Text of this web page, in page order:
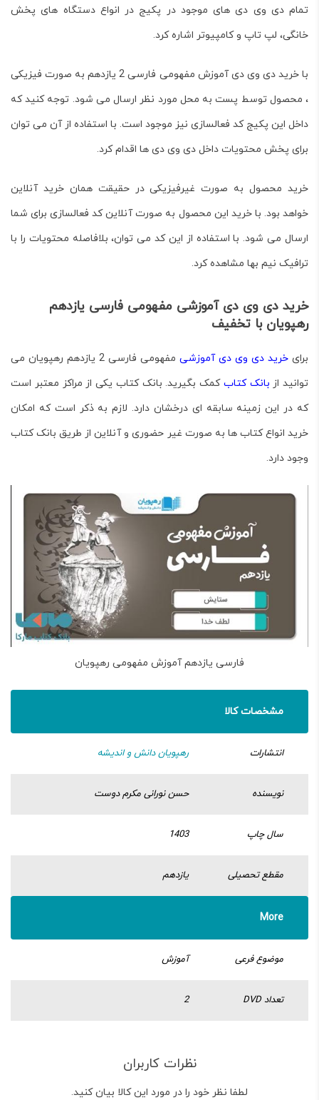
تمام دی وی دی های موجود در پکیج در انواع دستگاه های پخش
خانگی، لپ تاپ و کامپیوتر اشاره کرد.
با خرید دی وی دی آموزش مفهومی فارسی 2 یازدهم به صورت فیزیکی
، محصول توسط پست به محل مورد نظر ارسال می شود. توجه کنید که
داخل این پکیج کد فعالسازی نیز موجود است. با استفاده از آن می توان
برای پخش محتویات داخل دی وی دی ها اقدام کرد.
خرید محصول به صورت غیرفیزیکی در حقیقت همان خرید آنلاین
خواهد بود. با خرید این محصول به صورت آنلاین کد فعالسازی برای شما
ارسال می شود. با استفاده از این کد می توان، بلافاصله محتویات را با
ترافیک نیم بها مشاهده کرد.
خرید دی وی دی آموزشی مفهومی فارسی یازدهم
رهپویان با تخفیف
برای خرید دی وی دی آموزشی
مفهومی فارسی 2 یازدهم رهپویان می
توانید از بانک کتاب کمک بگیرید. بانک کتاب یکی از مراکز معتبر است
که در این زمینه سابقه ای درخشان دارد. لازم به ذکر است که امکان
خرید انواع کتاب ها به صورت غیر حضوری و آنلاین از طریق بانک کتاب
وجود دارد.
فارسی یازدهم آموزش مفهومی رهپویان
مشخصات کالا
انتشارات رهپویان دانش و اندیشه
نویسنده حسن نورانی مکرم دوست
سال چاپ 1403
مقطع تحصیلی یازدهم
More
موضوع فرعی آموزش
تعداد DVD 2
نظرات کاربران
لطفا نظر خود را در مورد این کالا بیان کنید.